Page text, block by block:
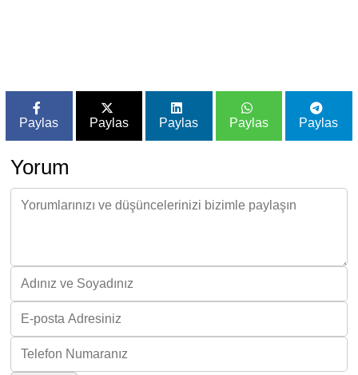
Paylas Paylas Paylas Paylas Paylas
Yorum